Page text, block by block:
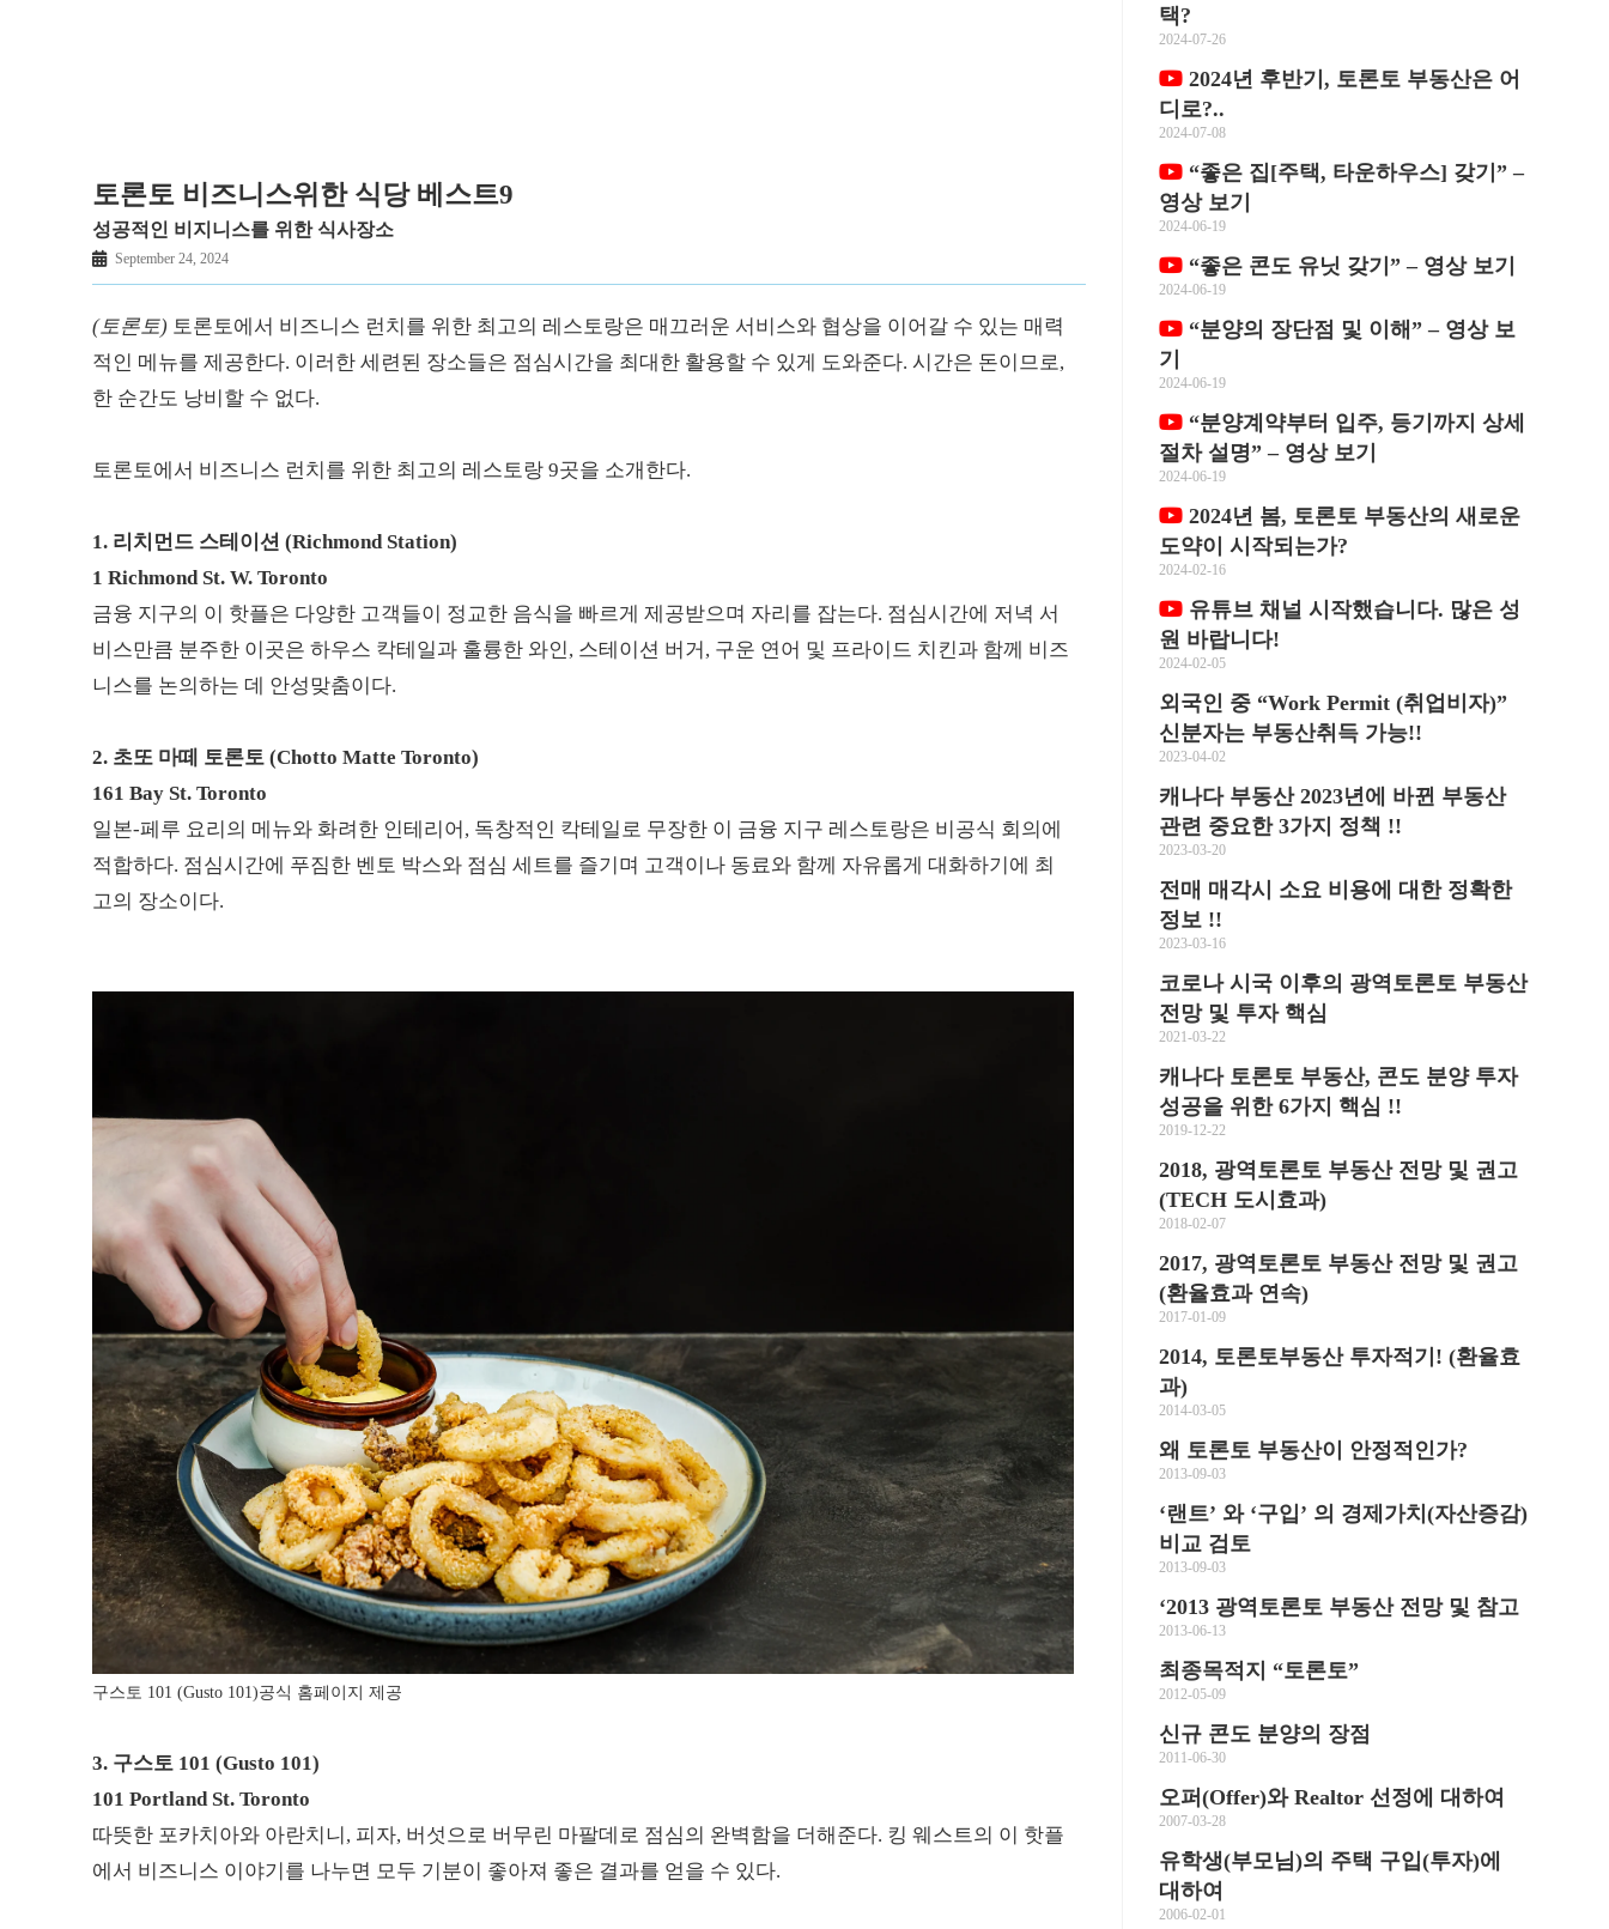
토론토 비즈니스위한 식당 베스트9
성공적인 비지니스를 위한 식사장소
September 24, 2024
(토론토) 토론토에서 비즈니스 런치를 위한 최고의 레스토랑은 매끄러운 서비스와 협상을 이어갈 수 있는 매력
적인 메뉴를 제공한다. 이러한 세련된 장소들은 점심시간을 최대한 활용할 수 있게 도와준다. 시간은 돈이므로,
한 순간도 낭비할 수 없다.
토론토에서 비즈니스 런치를 위한 최고의 레스토랑 9곳을 소개한다.
1. 리치먼드 스테이션 (Richmond Station)
1 Richmond St. W. Toronto
금융 지구의 이 핫플은 다양한 고객들이 정교한 음식을 빠르게 제공받으며 자리를 잡는다. 점심시간에 저녁 서
비스만큼 분주한 이곳은 하우스 칵테일과 훌륭한 와인, 스테이션 버거, 구운 연어 및 프라이드 치킨과 함께 비즈
니스를 논의하는 데 안성맞춤이다.
2. 초또 마떼 토론토 (Chotto Matte Toronto)
161 Bay St. Toronto
일본-페루 요리의 메뉴와 화려한 인테리어, 독창적인 칵테일로 무장한 이 금융 지구 레스토랑은 비공식 회의에
적합하다. 점심시간에 푸짐한 벤토 박스와 점심 세트를 즐기며 고객이나 동료와 함께 자유롭게 대화하기에 최
고의 장소이다.
구스토 101 (Gusto 101)공식 홈페이지 제공
3. 구스토 101 (Gusto 101)
101 Portland St. Toronto
따뜻한 포카치아와 아란치니, 피자, 버섯으로 버무린 마팔데로 점심의 완벽함을 더해준다. 킹 웨스트의 이 핫플
에서 비즈니스 이야기를 나누면 모두 기분이 좋아져 좋은 결과를 얻을 수 있다.
택?
2024-07-26
2024년 후반기, 토론토 부동산은 어
디로?..
2024-07-08
“좋은 집[주택, 타운하우스] 갖기” –
영상 보기
2024-06-19
“좋은 콘도 유닛 갖기” – 영상 보기
2024-06-19
“분양의 장단점 및 이해” – 영상 보
기
2024-06-19
“분양계약부터 입주, 등기까지 상세
절차 설명” – 영상 보기
2024-06-19
2024년 봄, 토론토 부동산의 새로운
도약이 시작되는가?
2024-02-16
유튜브 채널 시작했습니다. 많은 성
원 바랍니다!
2024-02-05
외국인 중 “Work Permit (취업비자)”
신분자는 부동산취득 가능!!
2023-04-02
캐나다 부동산 2023년에 바뀐 부동산
관련 중요한 3가지 정책 !!
2023-03-20
전매 매각시 소요 비용에 대한 정확한
정보 !!
2023-03-16
코로나 시국 이후의 광역토론토 부동산
전망 및 투자 핵심
2021-03-22
캐나다 토론토 부동산, 콘도 분양 투자
성공을 위한 6가지 핵심 !!
2019-12-22
2018, 광역토론토 부동산 전망 및 권고
(TECH 도시효과)
2018-02-07
2017, 광역토론토 부동산 전망 및 권고
(환율효과 연속)
2017-01-09
2014, 토론토부동산 투자적기! (환율효
과)
2014-03-05
왜 토론토 부동산이 안정적인가?
2013-09-03
‘랜트’ 와 ‘구입’ 의 경제가치(자산증감)
비교 검토
2013-09-03
‘2013 광역토론토 부동산 전망 및 참고
2013-06-13
최종목적지 “토론토”
2012-05-09
신규 콘도 분양의 장점
2011-06-30
오퍼(Offer)와 Realtor 선정에 대하여
2007-03-28
유학생(부모님)의 주택 구입(투자)에
대하여
2006-02-01